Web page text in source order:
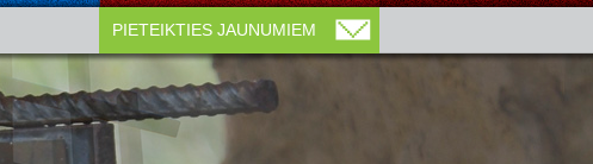
PIETEIKTIES JAUNUMIEM